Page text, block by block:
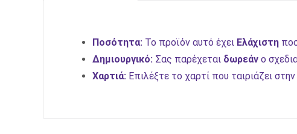
Ποσότητα: To προϊόν αυτό έχει Ελάχιστη
Δημιουργικό: Σας παρέχεται δωρεάν ο
Χαρτιά: Επιλέξτε το χαρτί που ταιριάζει